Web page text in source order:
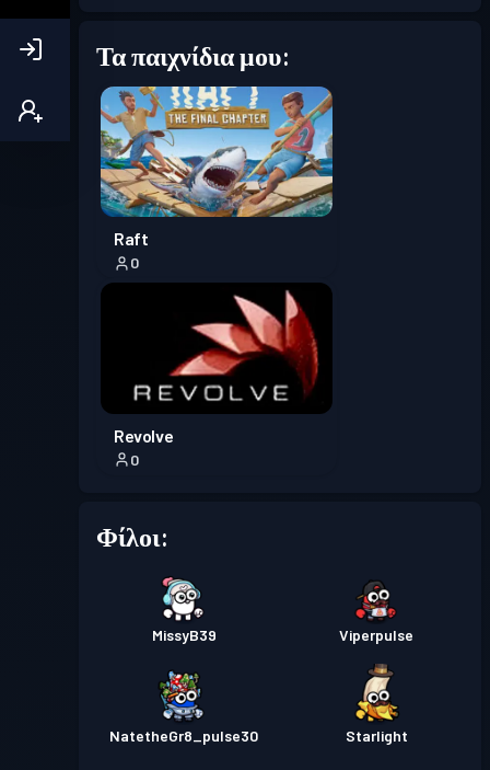
Τα παιχνίδια μου:
Raft
0
Revolve
0
Φίλοι:
MissyB39 Viperpulse
NatetheGr8_pulse30 Starlight